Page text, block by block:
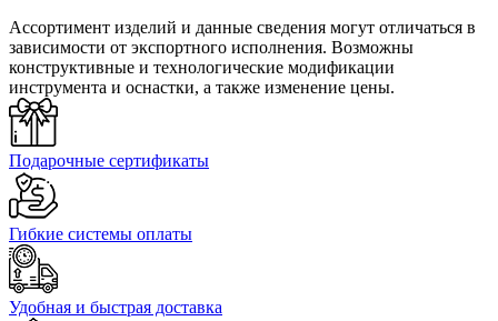
Ассортимент изделий и данные сведения могут отличаться в
зависимости от экспортного исполнения. Возможны
конструктивные и технологические модификации
инструмента и оснастки, а также изменение цены.
Подарочные сертификаты
Гибкие системы оплаты
Удобная и быстрая доставка